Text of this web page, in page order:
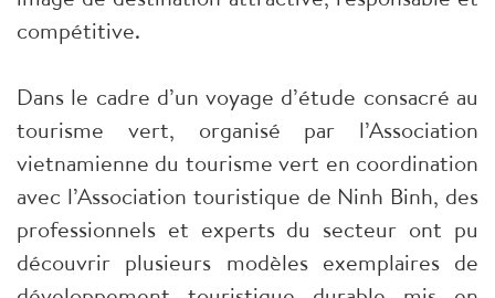
compétitive.
Dans le cadre d’un voyage d’étude consacré au
tourisme vert, organisé par l’Association
vietnamienne du tourisme vert en coordination
avec l’Association touristique de Ninh Binh, des
professionnels et experts du secteur ont pu
découvrir plusieurs modèles exemplaires de